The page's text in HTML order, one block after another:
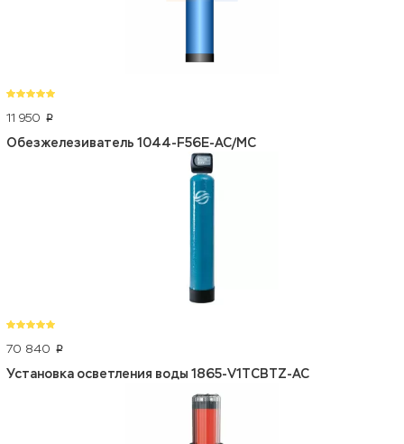
11 950 p
Обезжелезиватель 1044-F56E-AC/MC
70 840 p
Установка осветления воды 1865-V1TCBTZ-AC